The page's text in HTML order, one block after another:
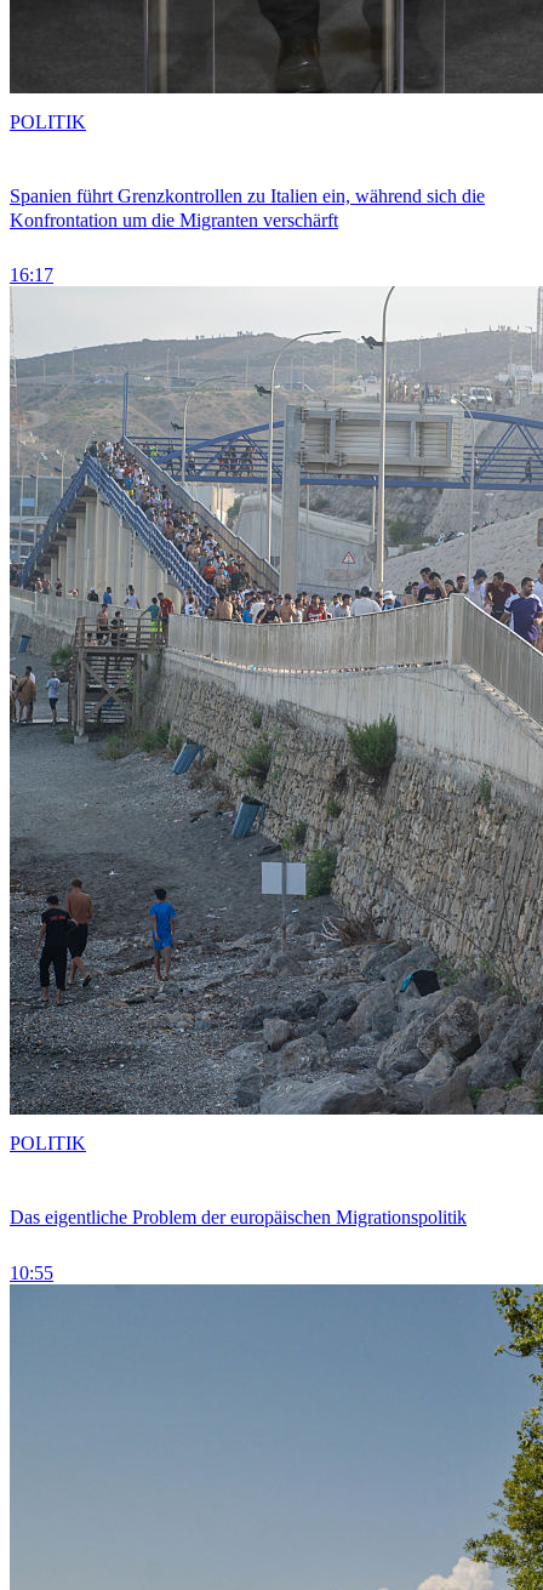
Spanien führt Grenzkontrollen zu Italien ein, während sich die
Konfrontation um die Migranten verschärft
16:17
POLITIK
Das eigentliche Problem der europäischen Migrationspolitik
10:55
POLITIK